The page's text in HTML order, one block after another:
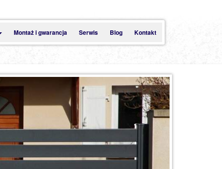
Montaż i gwarancja Serwis Blog Kontakt